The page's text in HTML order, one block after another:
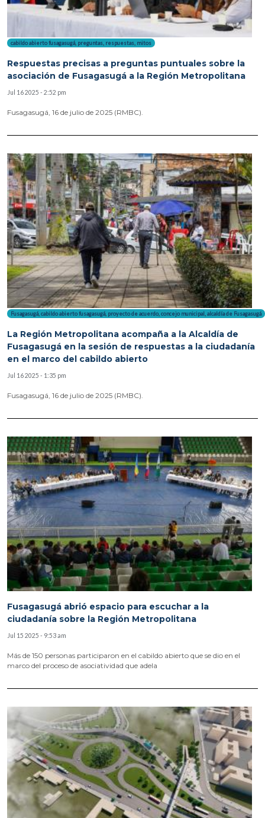
cabildo abierto fusagasugá, preguntas, respuestas, mitos
Respuestas precisas a preguntas puntuales sobre la
asociación de Fusagasugá a la Región Metropolitana
Jul 16 2025 - 2:52 pm
Fusagasugá, 16 de julio de 2025 (RMBC).
Fusagasugá, cabildo abierto fusagasugá, proyecto de acuerdo, concejo municipal alcaldía de Fusagasugá
La Región Metropolitana acompaña a la Alcaldía de
Fusagasugá en la sesión de respuestas a la ciudadanía
en el marco del cabildo abierto
Jul 16 2025 - 1:35 pm
Fusagasugá, 16 de julio de 2025 (RMBC).
Fusagasugá abrió espacio para escuchar a la
ciudadanía sobre la Región Metropolitana
Jul 15 2025 - 9:53 am
Más de 150 personas participaron en el cabildo abierto que se dio en el
marco del proceso de asociatividad que adela